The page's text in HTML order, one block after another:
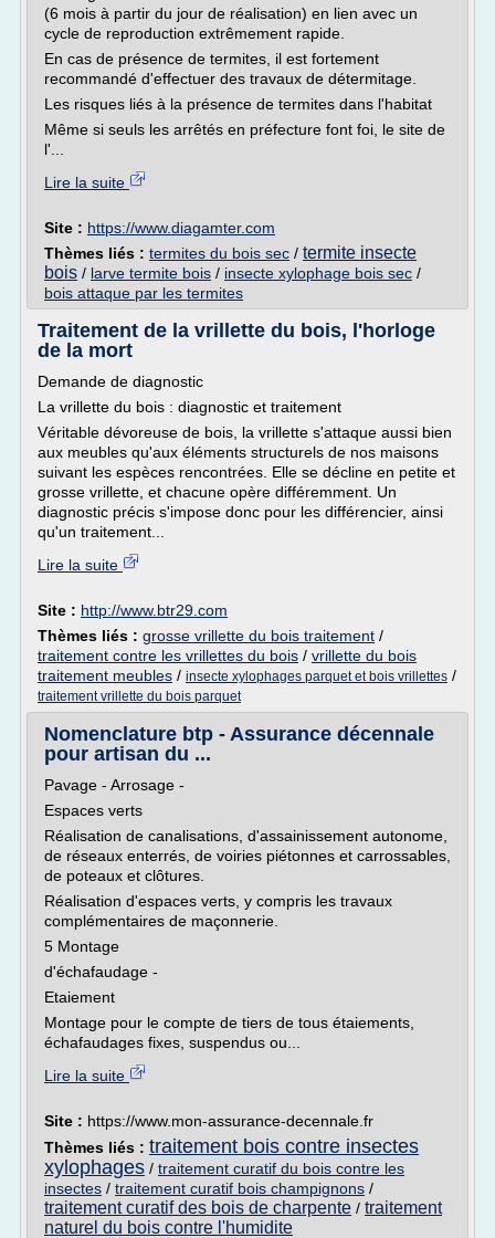
(6 mois à partir du jour de réalisation) en lien avec un
cycle de reproduction extrêmement rapide.
En cas de présence de termites, il est fortement
recommandé d'effectuer des travaux de détermitage.
Les risques liés à la présence de termites dans l'habitat
Même si seuls les arrêtés en préfecture font foi, le site de
l'...
Lire la suite
Site : https://www.diagamter.com
Thèmes liés : termites du bois sec / termite insecte
bois / larve termite bois / insecte xylophage bois sec /
bois attaque par les termites
Traitement de la vrillette du bois, l'horloge
de la mort
Demande de diagnostic
La vrillette du bois : diagnostic et traitement
Véritable dévoreuse de bois, la vrillette s'attaque aussi bien
aux meubles qu'aux éléments structurels de nos maisons
suivant les espèces rencontrées. Elle se décline en petite et
grosse vrillette, et chacune opère différemment. Un
diagnostic précis s'impose donc pour les différencier, ainsi
qu'un traitement...
Lire la suite
Site : http://www.btr29.com
Thèmes liés : grosse vrillette du bois traitement /
traitement contre les vrillettes du bois / vrillette du bois
traitement meubles / insecte xylophages parquet et bois vrillettes /
traitement vrillette du bois parquet
Nomenclature btp - Assurance décennale
pour artisan du ...
Pavage - Arrosage -
Espaces verts
Réalisation de canalisations, d'assainissement autonome,
de réseaux enterrés, de voiries piétonnes et carrossables,
de poteaux et clôtures.
Réalisation d'espaces verts, y compris les travaux
complémentaires de maçonnerie.
5 Montage
d'échafaudage -
Etaiement
Montage pour le compte de tiers de tous étaiements,
échafaudages fixes, suspendus ou...
Lire la suite
Site : https://www.mon-assurance-decennale.fr
Thèmes liés : traitement bois contre insectes
xylophages / traitement curatif du bois contre les
insectes / traitement curatif bois champignons /
traitement curatif des bois de charpente / traitement
naturel du bois contre l'humidite